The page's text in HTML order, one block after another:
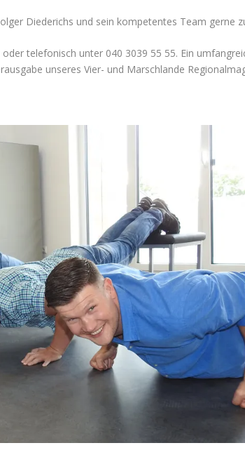
Diederichs und sein kompetentes Team gerne
oder telefonisch unter 040 3039 55 55. Ein
unseres Vier- und Marschlande